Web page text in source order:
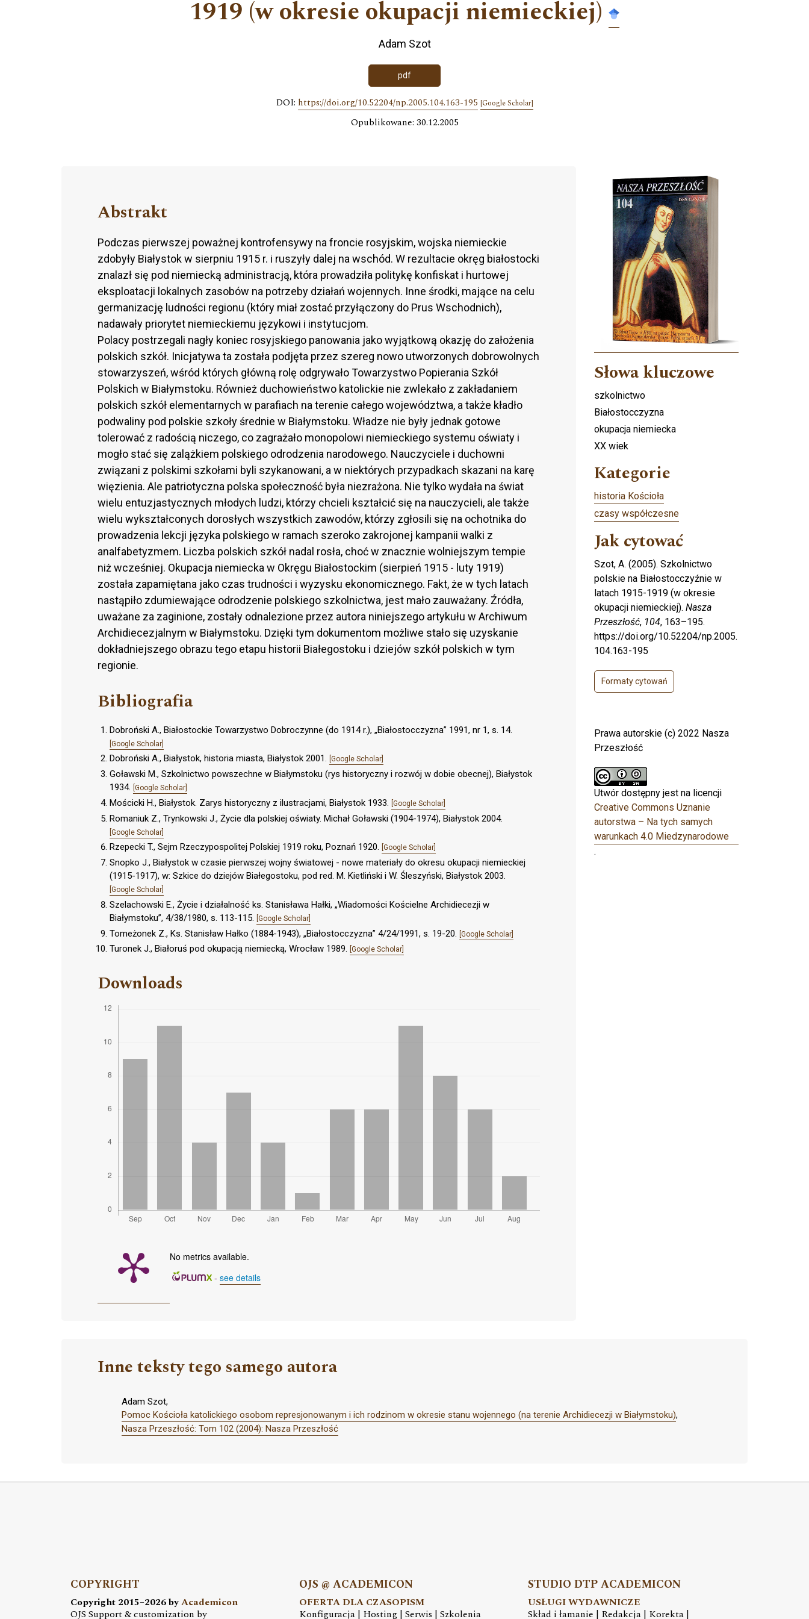
1919 (w okresie okupacji niemieckiej)
Adam Szot
pdf
DOI: https://doi.org/10.52204/np.2005.104.163-195 [Google Scholar]
Opublikowane: 30.12.2005
Abstrakt
Podczas pierwszej poważnej kontrofensywy na froncie rosyjskim, wojska niemieckie
zdobyły Białystok w sierpniu 1915 r. i ruszyły dalej na wschód. W rezultacie okręg białostocki
znalazł się pod niemiecką administracją, która prowadziła politykę konfiskat i hurtowej
eksploatacji lokalnych zasobów na potrzeby działań wojennych. Inne środki, mające na celu
germanizację ludności regionu (który miał zostać przyłączony do Prus Wschodnich),
nadawały priorytet niemieckiemu językowi i instytucjom.
Polacy postrzegali nagły koniec rosyjskiego panowania jako wyjątkową okazję do założenia
polskich szkół. Inicjatywa ta została podjęta przez szereg nowo utworzonych dobrowolnych
stowarzyszeń, wśród których główną rolę odgrywało Towarzystwo Popierania Szkół
Polskich w Białymstoku. Również duchowieństwo katolickie nie zwlekało z zakładaniem
polskich szkół elementarnych w parafiach na terenie całego województwa, a także kładło
podwaliny pod polskie szkoły średnie w Białymstoku. Władze nie były jednak gotowe
tolerować z radością niczego, co zagrażało monopolowi niemieckiego systemu oświaty i
mogło stać się zalążkiem polskiego odrodzenia narodowego. Nauczyciele i duchowni
związani z polskimi szkołami byli szykanowani, a w niektórych przypadkach skazani na karę
więzienia. Ale patriotyczna polska społeczność była niezrażona. Nie tylko wydała na świat
wielu entuzjastycznych młodych ludzi, którzy chcieli kształcić się na nauczycieli, ale także
wielu wykształconych dorosłych wszystkich zawodów, którzy zgłosili się na ochotnika do
prowadzenia lekcji języka polskiego w ramach szeroko zakrojonej kampanii walki z
analfabetyzmem. Liczba polskich szkół nadal rosła, choć w znacznie wolniejszym tempie
niż wcześniej. Okupacja niemiecka w Okręgu Białostockim (sierpień 1915 - luty 1919)
została zapamiętana jako czas trudności i wyzysku ekonomicznego. Fakt, że w tych latach
nastąpiło zdumiewające odrodzenie polskiego szkolnictwa, jest mało zauważany. Źródła,
uważane za zaginione, zostały odnalezione przez autora niniejszego artykułu w Archiwum
Archidiecezjalnym w Białymstoku. Dzięki tym dokumentom możliwe stało się uzyskanie
dokładniejszego obrazu tego etapu historii Białegostoku i dziejów szkół polskich w tym
regionie.
Bibliografia
Dobroński A., Białostockie Towarzystwo Dobroczynne (do 1914 r.), „Białostocczyzna” 1991, nr 1, s. 14.
[Google Scholar]
Dobroński A., Białystok, historia miasta, Białystok 2001. [Google Scholar]
Goławski M., Szkolnictwo powszechne w Białymstoku (rys historyczny i rozwój w dobie obecnej), Białystok
1934. [Google Scholar]
Mościcki H., Białystok. Zarys historyczny z ilustracjami, Białystok 1933. [Google Scholar]
Romaniuk Z., Trynkowski J., Życie dla polskiej oświaty. Michał Goławski (1904-1974), Białystok 2004.
[Google Scholar]
Rzepecki T., Sejm Rzeczypospolitej Polskiej 1919 roku, Poznań 1920. [Google Scholar]
Snopko J., Białystok w czasie pierwszej wojny światowej - nowe materiały do okresu okupacji niemieckiej
(1915-1917), w: Szkice do dziejów Białegostoku, pod red. M. Kietliński i W. Śleszyński, Białystok 2003.
[Google Scholar]
Szelachowski E., Życie i działalność ks. Stanisława Hałki, „Wiadomości Kościelne Archidiecezji w
Białymstoku”, 4/38/1980, s. 113-115. [Google Scholar]
Tomeżonek Z., Ks. Stanisław Hałko (1884-1943), „Białostocczyzna” 4/24/1991, s. 19-20. [Google Scholar]
Turonek J., Białoruś pod okupacją niemiecką, Wrocław 1989. [Google Scholar]
Downloads
No metrics available.
- see details
Cover image
Słowa kluczowe
szkolnictwo
Białostocczyzna
okupacja niemiecka
XX wiek
Kategorie
historia Kościoła
czasy współczesne
Jak cytować
Szot, A. (2005). Szkolnictwo
polskie na Białostocczyźnie w
latach 1915-1919 (w okresie
okupacji niemieckiej). Nasza
Przeszłość, 104, 163–195.
https://doi.org/10.52204/np.2005.
104.163-195
Formaty cytowań
Prawa autorskie (c) 2022 Nasza
Przeszłość
Utwór dostępny jest na licencji
Creative Commons Uznanie
autorstwa – Na tych samych
warunkach 4.0 Miedzynarodowe
.
Inne teksty tego samego autora
Adam Szot,
Pomoc Kościoła katolickiego osobom represjonowanym i ich rodzinom w okresie stanu wojennego (na terenie Archidiecezji w Białymstoku),
Nasza Przeszłość: Tom 102 (2004): Nasza Przeszłość
COPYRIGHT
Copyright 2015–2026 byAcademicon
OJS Support & customization by
OJS @ ACADEMICON
OFERTA DLA CZASOPISM
Konfiguracja | Hosting | Serwis | Szkolenia
STUDIO DTP ACADEMICON
USŁUGI WYDAWNICZE
Skład i łamanie | Redakcja | Korekta |